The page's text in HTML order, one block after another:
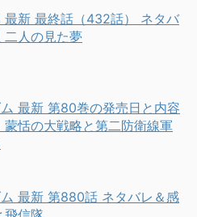
最新 最終話（432話） ネタバ
二人の見た夢
最新 第80巻の発売日と内容
蒙恬の大戦略と第二防衛線軍
最新 第880話 ネタバレ＆感